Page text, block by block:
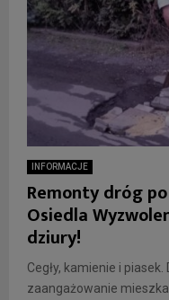
INFORMACJE
Remonty dróg
Osiedla
dziury!
Cegły, kamienie i piasek.
zaangażowanie